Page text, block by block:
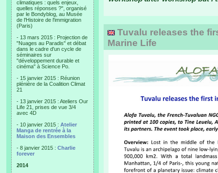
climatiques : quels enjeux,
quelles réponses ?", organisé
par le Bondyblog, au Musée
de l'Histoire de l'immigration
(Paris)
- 13 mars 2015 : Projection de
"Nuages au Paradis" et débat
dans le cadre d'un cycle de
séminaires sur
"développement durable et
cinéma" à Science Po.
- 15 janvier 2015 : Réunion
plénière de la Coalition Climat
21
- 13 janvier 2015 : Ateliers Our
Life 21, prises de vue 3/4
avec 4D
- 10 janvier 2015 : Atelier
Manga de rentrée à la
Maison des Ensembles
- 8 janvier 2015 : Charlie
forever
2014
Tuvalu releases the
Marine Life